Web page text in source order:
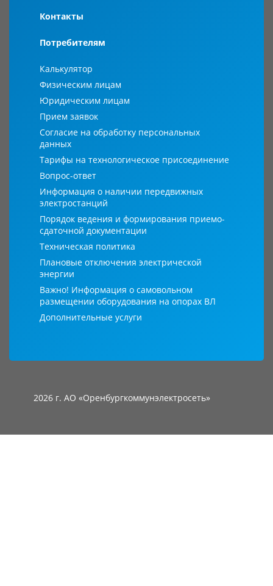
Контакты
Потребителям
Калькулятор
Физическим лицам
Юридическим лицам
Прием заявок
Согласие на обработку персональных
данных
Тарифы на технологическое присоединение
Вопрос-ответ
Информация о наличии передвижных
электростанций
Порядок ведения и формирования приемо-
сдаточной документации
Техническая политика
Плановые отключения электрической
энергии
Важно! Информация о самовольном
размещении оборудования на опорах ВЛ
Дополнительные услуги
2026 г. АО «Оренбургкоммунэлектросеть»